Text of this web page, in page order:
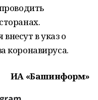
в указ о
коронавируса.
ИА «Башинформ»